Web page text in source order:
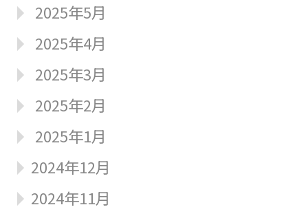
2025年5月
2025年4月
2025年3月
2025年2月
2025年1月
2024年12月
2024年11月